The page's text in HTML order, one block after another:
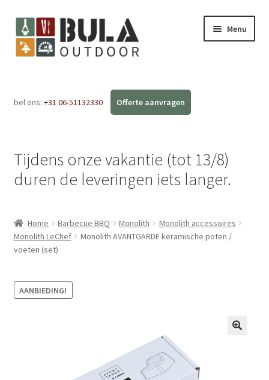
Menu
Webshop
FAQ
Contact
bel ons: +31 06-51132330
Tijdens onze vakantie (tot 13/8)
duren de leveringen iets langer.
Home Barbecue BBQ Monolith
Monolith accessoires
Monolith LeChef
Monolith AVANTGARDE keramische poten /
voeten (set)
AANBIEDING!